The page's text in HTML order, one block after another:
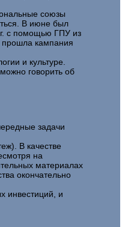
союзы
В июне был
с помощью ГПУ из
прошла кампания
и культуре.
говорить об
задачи
В качестве
на
материалах
окончательно
инвестиций, и